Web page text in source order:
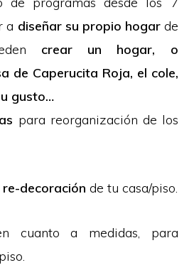
a diseñar su propio hogarde
crear un hogar, o
de Caperucita Roja, el cole,
gusto…
para reorganización de los
re-decoración de tu casa/piso.
cuanto a medidas, para